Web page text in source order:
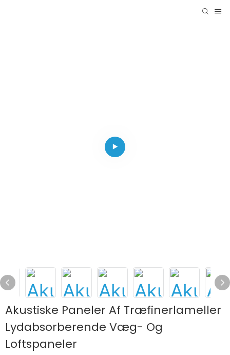
Akustiske Paneler Af Træfinerlameller
Lydabsorberende Væg- Og
Loftspaneler